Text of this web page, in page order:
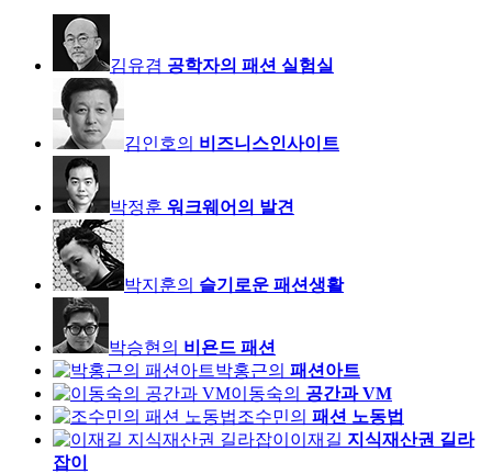
김유겸 공학자의 패션 실험실
김인호의 비즈니스인사이트
박정훈 워크웨어의 발견
박지훈의 슬기로운 패션생활
박승현의 비욘드 패션
박홍근의 패션아트
이동숙의 공간과 VM
조수민의 패션 노동법
이재길 지식재산권 길라
잡이